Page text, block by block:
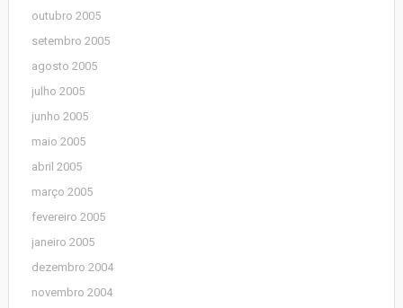
outubro 2005
setembro 2005
agosto 2005
julho 2005
junho 2005
maio 2005
abril 2005
março 2005
fevereiro 2005
janeiro 2005
dezembro 2004
novembro 2004